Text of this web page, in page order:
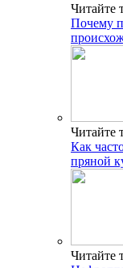
Читайте
Почему
Читайте
Как
пряной
Читайте